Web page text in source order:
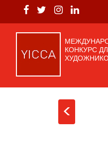
КОНКУРС
<